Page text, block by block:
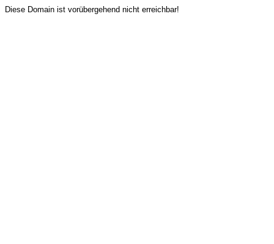
Diese Domain ist vorübergehend nicht erreichbar!